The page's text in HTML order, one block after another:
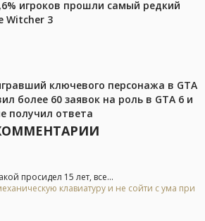
игроков прошли самый редкий
Witcher 3
ключевого персонажа в GTA
более 60 заявок на роль в GTA 6 и
получил ответа
просидел 15 лет, все...
клавиатуру и не сойти с ума при